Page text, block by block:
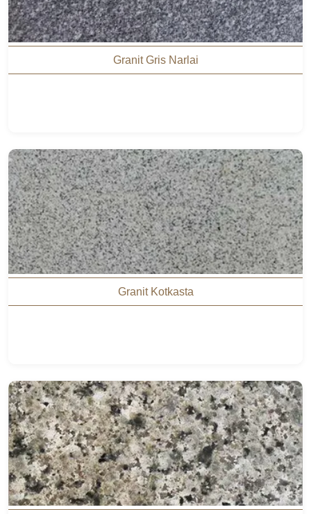
Granit Gris Narlai
Granit Kotkasta